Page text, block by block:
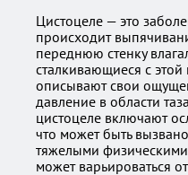
Цистоцеле — это
происходит
переднюю стенку
сталкивающиеся с
описывают свои
давление в области
цистоцеле включают
что может быть
тяжелыми
может варьироваться